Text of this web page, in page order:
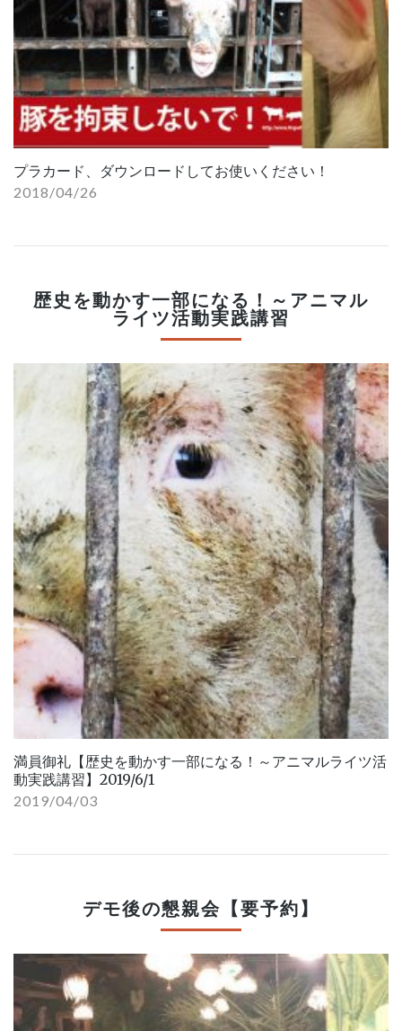
プラカード、ダウンロードしてお使いください！
2018/04/26
歴史を動かす一部になる！～アニマル
ライツ活動実践講習
満員御礼【歴史を動かす一部になる！～アニマルライツ活
動実践講習】2019/6/1
2019/04/03
デモ後の懇親会【要予約】